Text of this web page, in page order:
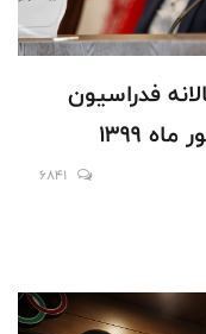
فدراسیون
6841